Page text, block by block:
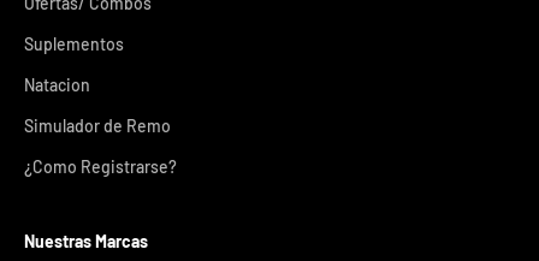
Suplementos
Natacion
Simulador de Remo
¿Como Registrarse?
Nuestras Marcas